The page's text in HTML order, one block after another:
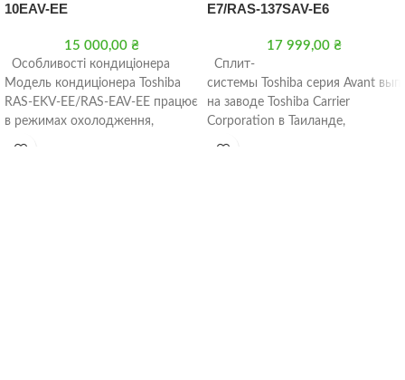
10EAV-EE
15 000,00 ₴
Особливості кондиціонера
Модель кондиціонера Toshiba
RAS-EKV-EE/RAS-EAV-EE працює
в режимах охолодження,
E7/RAS-137SAV-E6
17 999,00 ₴
Сплит-
системы Toshiba серия Avant
на заводе Toshiba Carrier
Corporation в Таиланде,